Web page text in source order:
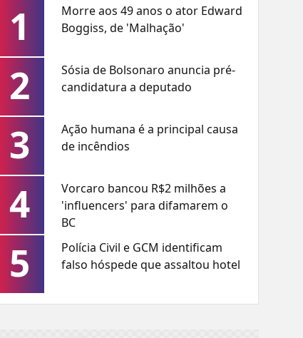
1
Morre aos 49 anos o ator Edward
Boggiss, de 'Malhação'
2
Sósia de Bolsonaro anuncia pré-
candidatura a deputado
3
Ação humana é a principal causa
de incêndios
4
Vorcaro bancou R$2 milhões a
'influencers' para difamarem o
BC
5
Polícia Civil e GCM identificam
falso hóspede que assaltou hotel